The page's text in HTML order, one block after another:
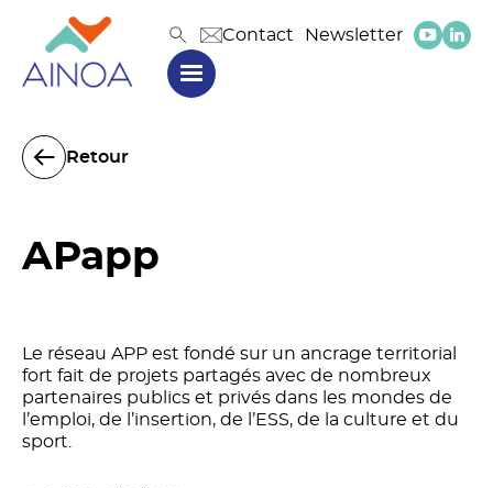
Contact Newsletter
Retour
APapp
Le réseau APP est fondé sur un ancrage territorial
fort fait de projets partagés avec de nombreux
partenaires publics et privés dans les mondes de
l’emploi, de l’insertion, de l’ESS, de la culture et du
sport.